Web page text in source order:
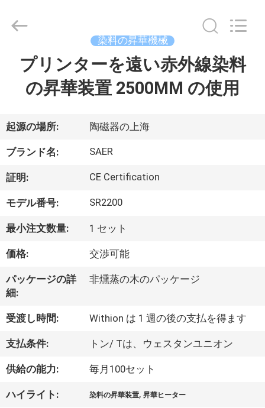
製
品
ビ
オ
情
報
2015
Supplier
染料の昇華機械
プリンターを遠い赤外線染料
の昇華装置 2500MM の使用
起源の場所: 陶磁器の上海
ブランド名: SAER
証明: CE Certification
モデル番号: SR2200
最小注文数量: 1 セット
価格: 交渉可能
パッケージの詳
細:
非燻蒸の木のパッケージ
受渡し時間: Withion は 1 週の後の支払を得ます
支払条件: トン/ Tは、ウェスタンユニオン
供給の能力: 毎月100セット
ハイライト: 染料の昇華装置,昇華ヒーター